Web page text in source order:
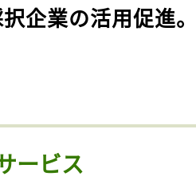
企業の活用促進
ービス